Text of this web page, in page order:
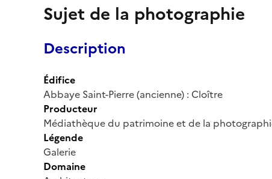
Sujet de la photographie
Description
Édifice
Abbaye Saint-Pierre (ancienne) : Cloître
Producteur
Médiathèque du patrimoine et de la
Légende
Galerie
Domaine